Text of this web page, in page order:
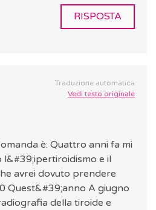
RISPOSTA
Traduzione automatica
Vedi testo originale
è: Quattro anni fa mi
e il
avrei dovuto prendere
Quest&#39;anno A giugno
della tiroide e